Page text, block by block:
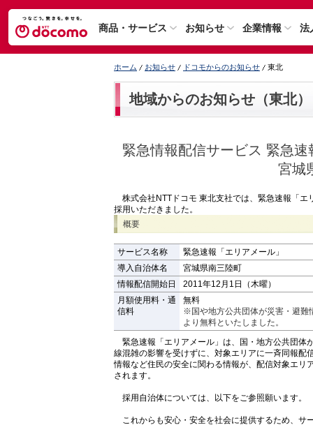
商品・サービス お知らせ 企業情報 法
ホーム お知らせ ドコモからのお知らせ 東北
地域からのお知らせ（東北）
緊急情報配信サービス 緊急
宮城
株式会社NTTドコモ 東北支社では、緊急速報「エ
採用いただきました。
概要
サービス名称
緊急速報「エリアメール」
導入自治体名
宮城県南三陸町
情報配信開始日
2011年12月1日（木曜）
月額使用料・通
信料
無料
※国や地方公共団体が災害・避難
より無料といたしました。
緊急速報「エリアメール」は、国・地方公共団体
線混雑の影響を受けずに、対象エリアに一斉同報配
情報など住民の安全に関わる情報が、配信対象エリ
されます。
採用自治体については、以下をご参照願います。
これからも安心・安全を社会に提供するため、サ